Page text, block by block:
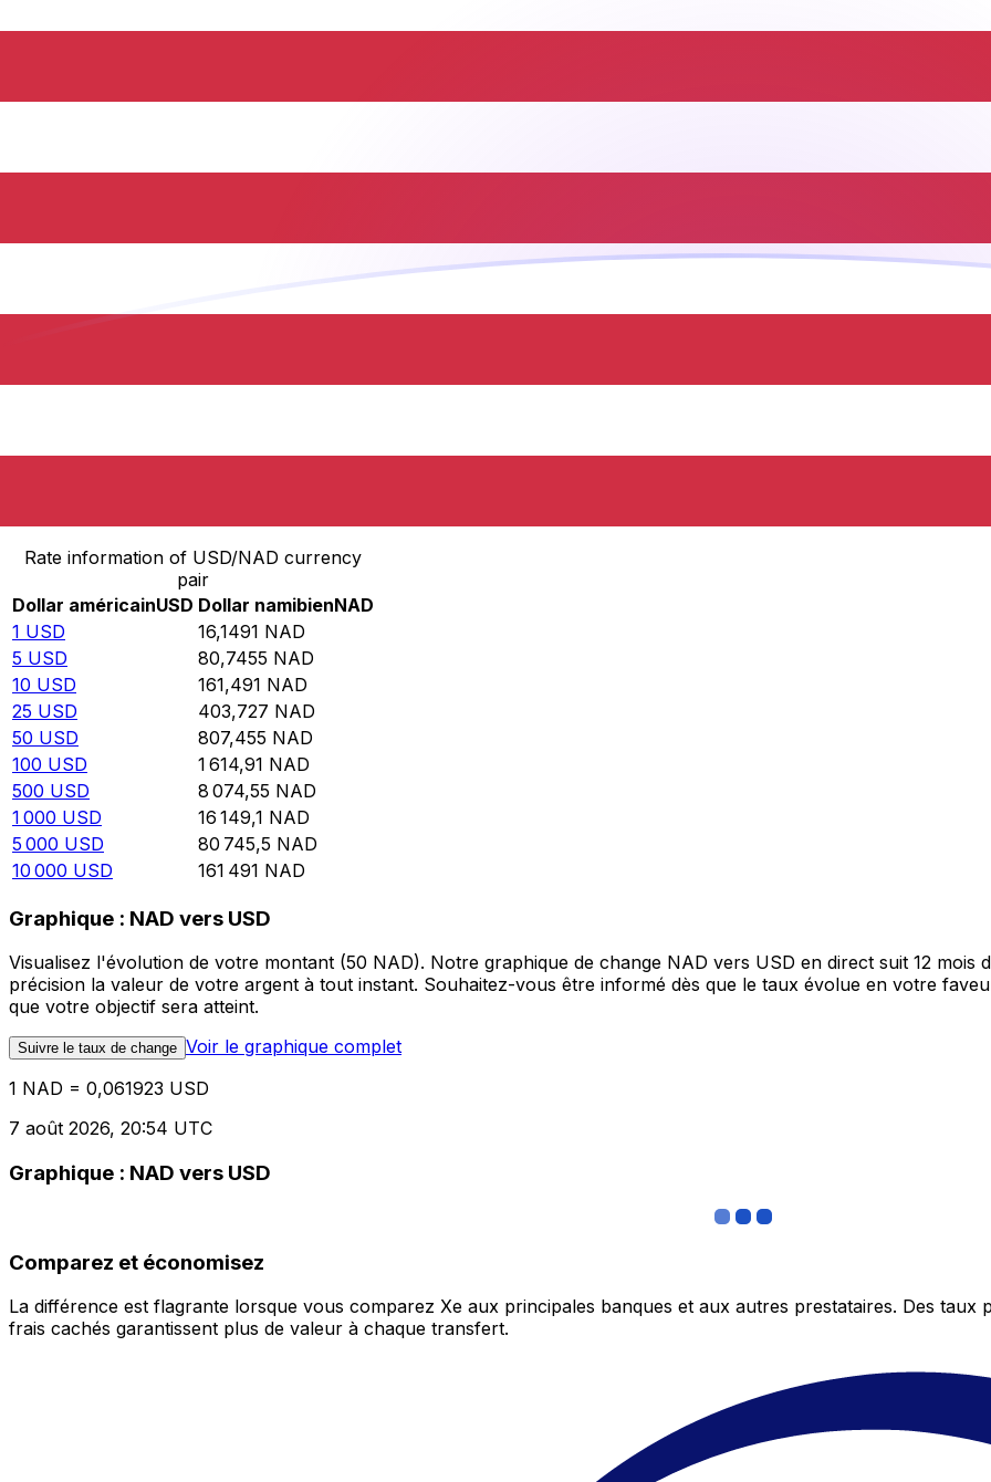
Convertir Dollar namibien en Dollar américain
pair
5 NAD 0,309615 USD
500 NAD 30,9615 USD
10 000 NAD 619,23 USD
Rate information of USD/NAD currency
pair
Dollar américainUSD Dollar namibienNAD
1 USD 16,1491 NAD
5 USD 80,7455 NAD
10 USD 161,491 NAD
25 USD 403,727 NAD
50 USD 807,455 NAD
100 USD 1 614,91 NAD
500 USD 8 074,55 NAD
1 000 USD 16 149,1 NAD
5 000 USD 80 745,5 NAD
10 000 USD 161 491 NAD
Graphique : NAD vers USD
Visualisez l'évolution de votre montant (50 NAD). Notre graphique de change NAD vers USD en direct suit 12 mois
précision la valeur de votre argent à tout instant. Souhaitez-vous être informé dès que le taux évolue en votre
que votre objectif sera atteint.
Suivre le taux de change Voir le graphique complet
1 NAD = 0,061923 USD
7 août 2026, 20:54 UTC
Graphique : NAD vers USD
Comparez et économisez
La différence est flagrante lorsque vous comparez Xe aux principales banques et aux autres prestataires. Des taux
frais cachés garantissent plus de valeur à chaque transfert.